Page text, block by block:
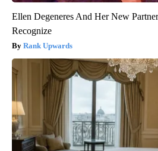
Ellen Degeneres And Her New
Recognize
Rank Upwards